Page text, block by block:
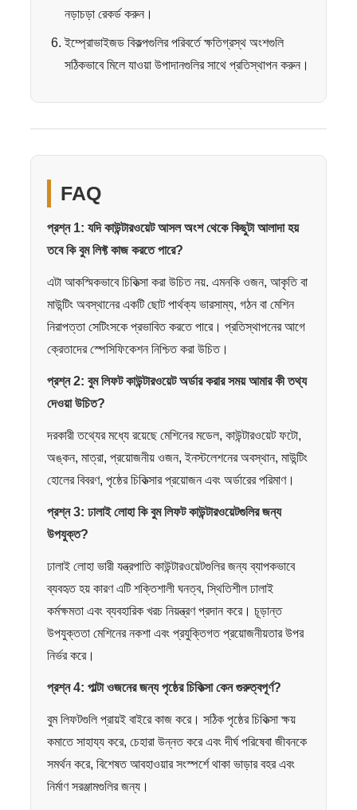
নড়াচড়া রেকর্ড করুন।
ইম্প্রোভাইজড বিকল্পগুলির পরিবর্তে ক্ষতিগ্রস্থ অংশগুলি
সঠিকভাবে মিলে যাওয়া উপাদানগুলির সাথে প্রতিস্থাপন করুন।
FAQ
প্রশ্ন 1: যদি কাউন্টারওয়েট আসল অংশ থেকে কিছুটা আলাদা হয়
তবে কি বুম লিফ্ট কাজ করতে পারে?
এটা আকস্মিকভাবে চিকিত্সা করা উচিত নয়. এমনকি ওজন, আকৃতি বা
মাউন্টিং অবস্থানের একটি ছোট পার্থক্য ভারসাম্য, গঠন বা মেশিন
নিরাপত্তা সেটিংসকে প্রভাবিত করতে পারে। প্রতিস্থাপনের আগে
ক্রেতাদের স্পেসিফিকেশন নিশ্চিত করা উচিত।
প্রশ্ন 2: বুম লিফট কাউন্টারওয়েট অর্ডার করার সময় আমার কী তথ্য
দেওয়া উচিত?
দরকারী তথ্যের মধ্যে রয়েছে মেশিনের মডেল, কাউন্টারওয়েট ফটো,
অঙ্কন, মাত্রা, প্রয়োজনীয় ওজন, ইনস্টলেশনের অবস্থান, মাউন্টিং
হোলের বিবরণ, পৃষ্ঠের চিকিত্সার প্রয়োজন এবং অর্ডারের পরিমাণ।
প্রশ্ন 3: ঢালাই লোহা কি বুম লিফট কাউন্টারওয়েটগুলির জন্য
উপযুক্ত?
ঢালাই লোহা ভারী যন্ত্রপাতি কাউন্টারওয়েটগুলির জন্য ব্যাপকভাবে
ব্যবহৃত হয় কারণ এটি শক্তিশালী ঘনত্ব, স্থিতিশীল ঢালাই
কর্মক্ষমতা এবং ব্যবহারিক খরচ নিয়ন্ত্রণ প্রদান করে। চূড়ান্ত
উপযুক্ততা মেশিনের নকশা এবং প্রযুক্তিগত প্রয়োজনীয়তার উপর
নির্ভর করে।
প্রশ্ন 4: পাল্টা ওজনের জন্য পৃষ্ঠের চিকিত্সা কেন গুরুত্বপূর্ণ?
বুম লিফটগুলি প্রায়ই বাইরে কাজ করে। সঠিক পৃষ্ঠের চিকিত্সা ক্ষয়
কমাতে সাহায্য করে, চেহারা উন্নত করে এবং দীর্ঘ পরিষেবা জীবনকে
সমর্থন করে, বিশেষত আবহাওয়ার সংস্পর্শে থাকা ভাড়ার বহর এবং
নির্মাণ সরঞ্জামগুলির জন্য।